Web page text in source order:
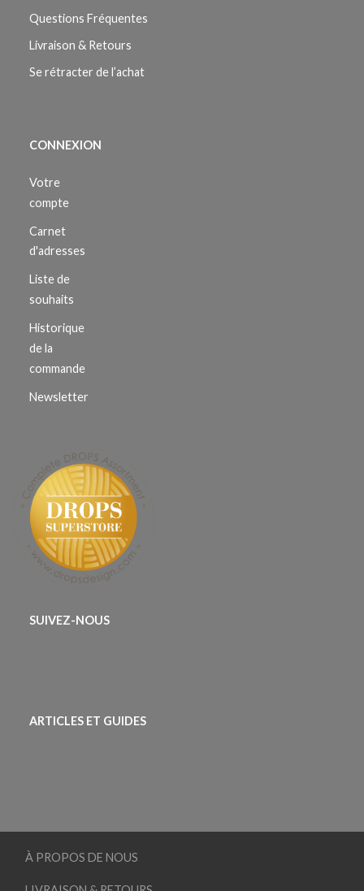
Questions Fréquentes
Livraison & Retours
Se rétracter de l’achat
CONNEXION
Votre
compte
Carnet
d'adresses
Liste de
souhaits
Historique
de la
commande
Newsletter
SUIVEZ-NOUS
ARTICLES ET GUIDES
À PROPOS DE NOUS